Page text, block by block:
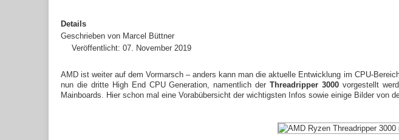
Details
Geschrieben von Marcel Büttner
Veröffentlicht: 07. November 2019
AMD ist weiter auf dem Vormarsch – anders kann man die aktuelle Entwicklung im CPU-
nun die dritte High End CPU Generation, namentlich derThreadripper 3000 vorgestellt
Mainboards. Hier schon mal eine Vorabübersicht der wichtigsten Infos sowie einige Bilder von